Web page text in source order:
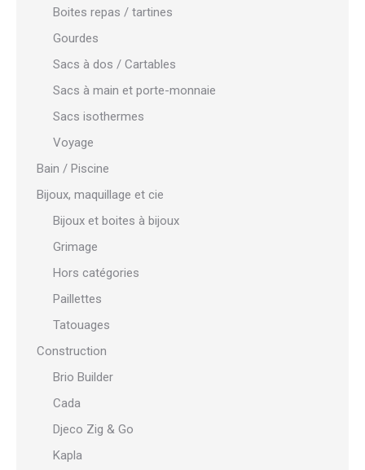
Boites repas / tartines
Gourdes
Sacs à dos / Cartables
Sacs à main et porte-monnaie
Sacs isothermes
Voyage
Bain / Piscine
Bijoux, maquillage et cie
Bijoux et boites à bijoux
Grimage
Hors catégories
Paillettes
Tatouages
Construction
Brio Builder
Cada
Djeco Zig & Go
Kapla